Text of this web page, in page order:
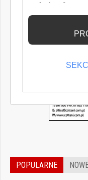
POPULARNE
profesjonalistą
wiedzę